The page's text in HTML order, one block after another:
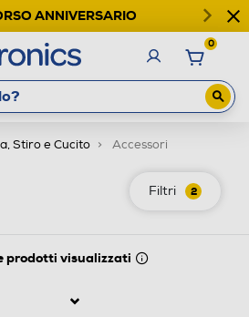
ANNIVERSARIO
0
Stiro e Cucito Accessori
Filtri 2
prodotti visualizzati